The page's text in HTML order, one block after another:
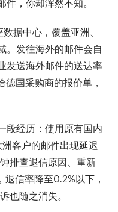
，你却浑然不知。
据中心，覆盖亚洲、
。发往海外的邮件会自
发送海外邮件的送达率
国采购商的报价单，
段经历：使用原有国内
客户的邮件出现延迟
排查退信原因、重新
信率降至0.2%以下，
也随之消失。